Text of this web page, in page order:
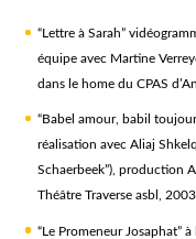
“Lettre à Sarah”
équipe avec Martine
dans le home du CPAS
“Babel amour, babil
réalisation avec Aliaj
Schaerbeek”), production
Théâtre Traverse asbl,
“Le Promeneur Josaphat”